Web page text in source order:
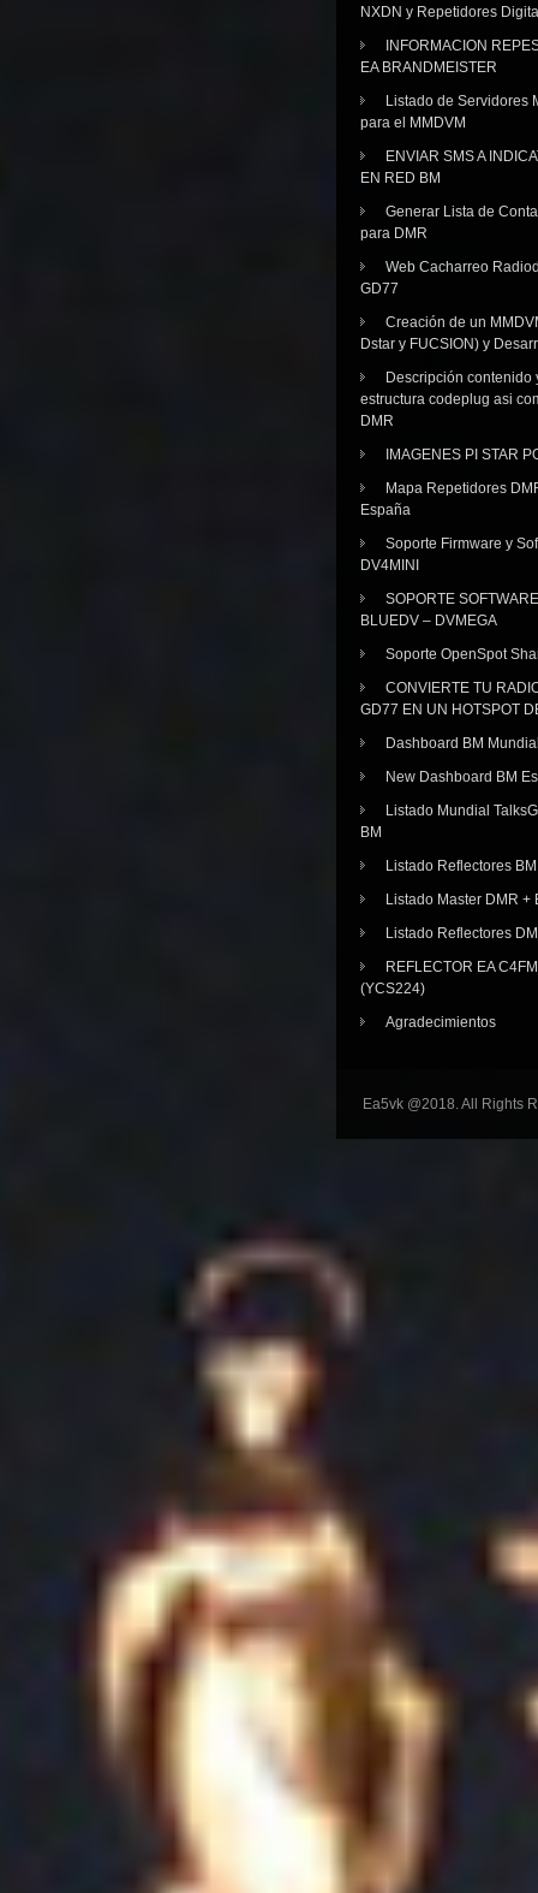
NXDN y Repetidores
INFORMACION
EA BRANDMEISTER
Listado de Servidores
para el MMDVM
ENVIAR SMS A
EN RED BM
Generar Lista de
para DMR
Web Cacharreo
GD77
Creación de un
Dstar y FUCSION) y
Descripción contenido
estructura codeplug asi
DMR
IMAGENES PI STAR
Mapa Repetidores
España
Soporte Firmware y
DV4MINI
SOPORTE SOFTWARE
BLUEDV – DVMEGA
Soporte OpenSpot
CONVIERTE TU
GD77 EN UN HOTSPOT
Dashboard BM
New Dashboard BM
Listado Mundial
BM
Listado Reflectores BM
Listado Master DMR +
Listado Reflectores
REFLECTOR EA
(YCS224)
Agradecimientos
Ea5vk @2018. All Rights